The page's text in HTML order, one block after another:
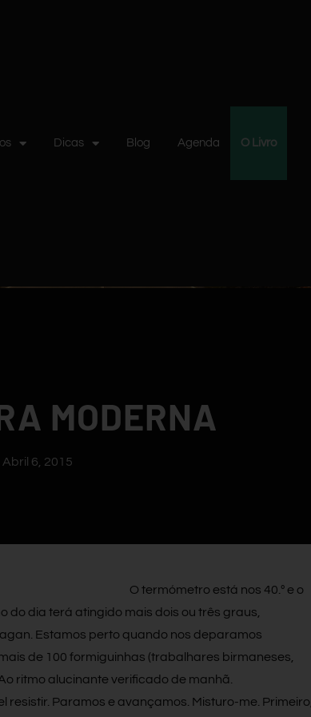
Dicas Blog Agenda O Livro
MODERNA
Abril 6, 2015
O termómetro está nos 40.º e o
do dia terá atingido mais dois ou três graus,
Estamos perto quando nos deparamos
de 100 formiguinhas (trabalhares birmaneses,
ritmo alucinante verificado de manhã.
resistir. Paramos e avançamos. Misturo-me.